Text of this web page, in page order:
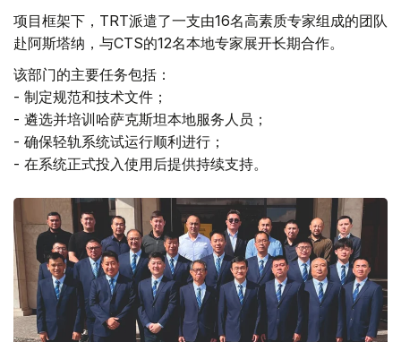
项目框架下，TRT派遣了一支由16名高素质专家组成的团队
赴阿斯塔纳，与CTS的12名本地专家展开长期合作。
该部门的主要任务包括：
- 制定规范和技术文件；
- 遴选并培训哈萨克斯坦本地服务人员；
- 确保轻轨系统试运行顺利进行；
- 在系统正式投入使用后提供持续支持。